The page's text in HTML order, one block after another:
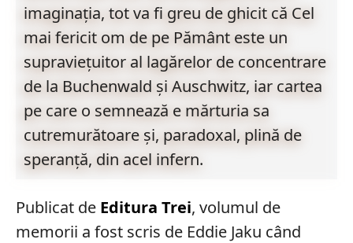
imaginația, tot va fi greu de ghicit că Cel
mai fericit om de pe Pământ este un
supraviețuitor al lagărelor de concentrare
de la Buchenwald și Auschwitz, iar cartea
pe care o semnează e mărturia sa
cutremurătoare și, paradoxal, plină de
speranță, din acel infern.
Publicat de Editura Trei, volumul de
memorii a fost scris de Eddie Jaku când